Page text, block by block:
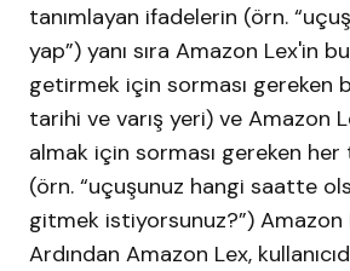
tanımlayan ifadelerin (örn.
yap”) yanı sıra Amazon Lex'in
getirmek için sorması gereken
tarihi ve varış yeri) ve Amazon
almak için sorması gereken
(örn. “uçuşunuz hangi saatte
gitmek istiyorsunuz?”) Amazon
Ardından Amazon Lex,